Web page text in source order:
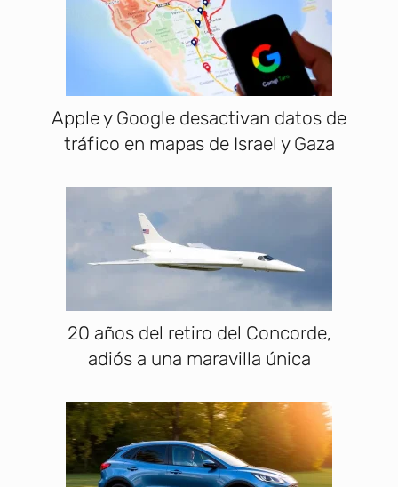
Apple y Google desactivan datos de
tráfico en mapas de Israel y Gaza
20 años del retiro del Concorde,
adiós a una maravilla única